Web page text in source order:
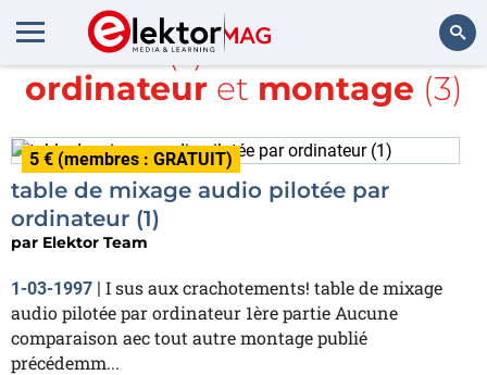
Rechercher
Article(s) avec la balise
ordinateuret montage (3)
5 € (membres : GRATUIT)
table de mixage audio pilotée par
ordinateur (1)
par Elektor Team
1-03-1997 | I sus aux crachotements! table de mixage
audio pilotée par ordinateur 1ère partie Aucune
comparaison aec tout autre montage publié
précédemm...